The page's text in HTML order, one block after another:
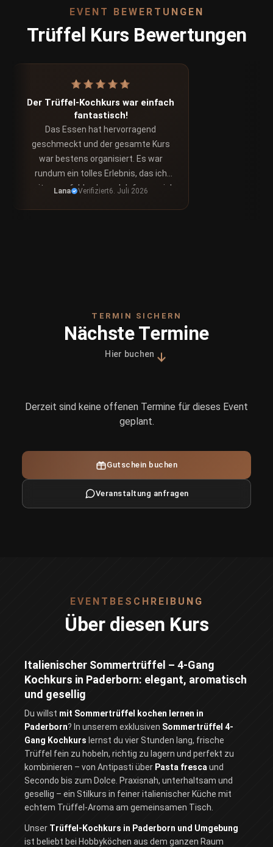
EVENT BEWERTUNGEN
Trüffel Kurs Bewertungen
Der Trüffel-Kochkurs war einfach
fantastisch!
Das Essen hat hervorragend
geschmeckt und der gesamte Kurs
war bestens organisiert. Es war
rundum ein tolles Erlebnis, das ich
weiterempfehlen kann. Ich freue mich
Lana Verifiziert6. Juli 2026
TERMIN SICHERN
Nächste Termine
Hier buchen
Derzeit sind keine offenen Termine für dieses Event
geplant.
Gutschein buchen
Veranstaltung anfragen
EVENTBESCHREIBUNG
Über diesen Kurs
Italienischer Sommertrüffel – 4-Gang
Kochkurs in Paderborn: elegant, aromatisch
und gesellig
Du willst mit Sommertrüffel kochen lernen in
Paderborn? In unserem exklusiven Sommertrüffel 4-
Gang Kochkurs lernst du vier Stunden lang, frische
Trüffel fein zu hobeln, richtig zu lagern und perfekt zu
kombinieren – von Antipasti über Pasta fresca und
Secondo bis zum Dolce. Praxisnah, unterhaltsam und
gesellig – ein Stilkurs in feiner italienischer Küche mit
echtem Trüffel-Aroma am gemeinsamen Tisch.
Unser Trüffel-Kochkurs in Paderborn und Umgebung
ist beliebt bei Hobbyköchen aus dem ganzen Raum